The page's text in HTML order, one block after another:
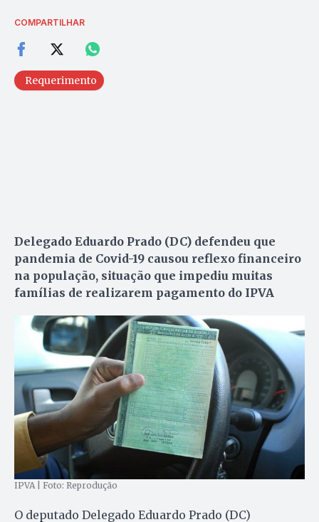
COMPARTILHAR
Requerimento
Delegado Eduardo Prado (DC) defendeu que
pandemia de Covid-19 causou reflexo financeiro
na população, situação que impediu muitas
famílias de realizarem pagamento do IPVA
IPVA | Foto: Reprodução
O deputado Delegado Eduardo Prado (DC)